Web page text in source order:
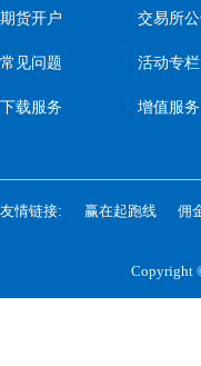
期货开户
常见问题
下载服务
交易所
活动专栏
增值服务
友情链接: 赢在起跑线 佣
Copyright